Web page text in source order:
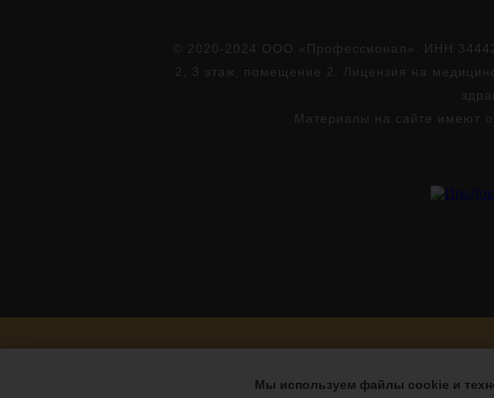
© 2020-2024 ООО «Профессионал». ИНН
2, 3 этаж, помещение 2. Лицензия на
Материалы на сайте имеют
Мы используем файлы cookie и